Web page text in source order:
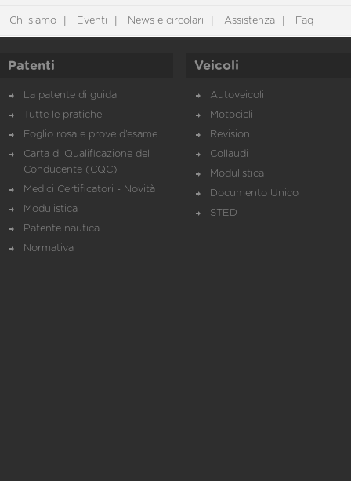
Chi siamo Eventi News e circolari Assistenza Faq
Patenti
La patente di guida
Tutte le pratiche
Foglio rosa e prove d’esame
Carta di Qualificazione del
Conducente (CQC)
Medici Certificatori - Novità
Modulistica
Patente nautica
Normativa
Veicoli
Autoveicoli
Motocicli
Revisioni
Collaudi
Modulistica
Documento Unico
STED